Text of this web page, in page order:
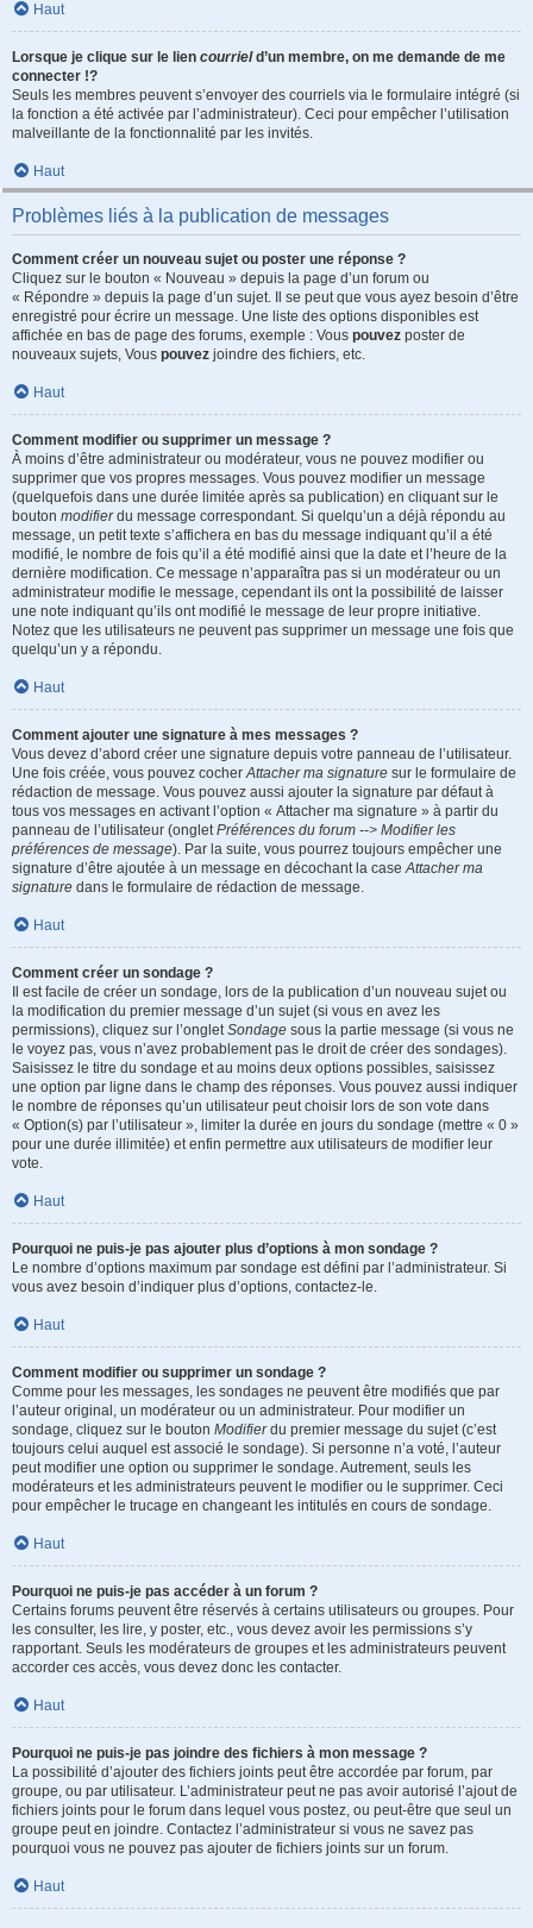
Haut
Lorsque je clique sur le lien courrield’un membre, on me demande de me
connecter !?
Seuls les membres peuvent s’envoyer des courriels via le formulaire intégré (si
la fonction a été activée par l’administrateur). Ceci pour empêcher l’utilisation
malveillante de la fonctionnalité par les invités.
Haut
Problèmes liés à la publication de messages
Comment créer un nouveau sujet ou poster une réponse ?
Cliquez sur le bouton « Nouveau » depuis la page d’un forum ou
« Répondre » depuis la page d’un sujet. Il se peut que vous ayez besoin d’être
enregistré pour écrire un message. Une liste des options disponibles est
affichée en bas de page des forums, exemple : Vous pouvez poster de
nouveaux sujets, Vous pouvez joindre des fichiers, etc.
Haut
Comment modifier ou supprimer un message ?
À moins d’être administrateur ou modérateur, vous ne pouvez modifier ou
supprimer que vos propres messages. Vous pouvez modifier un message
(quelquefois dans une durée limitée après sa publication) en cliquant sur le
bouton modifierdu message correspondant. Si quelqu’un a déjà répondu au
message, un petit texte s’affichera en bas du message indiquant qu’il a été
modifié, le nombre de fois qu’il a été modifié ainsi que la date et l’heure de la
dernière modification. Ce message n’apparaîtra pas si un modérateur ou un
administrateur modifie le message, cependant ils ont la possibilité de laisser
une note indiquant qu’ils ont modifié le message de leur propre initiative.
Notez que les utilisateurs ne peuvent pas supprimer un message une fois que
quelqu’un y a répondu.
Haut
Comment ajouter une signature à mes messages ?
Vous devez d’abord créer une signature depuis votre panneau de l’utilisateur.
Une fois créée, vous pouvez cocherAttacher ma signature sur le formulaire de
rédaction de message. Vous pouvez aussi ajouter la signature par défaut à
tous vos messages en activant l’option « Attacher ma signature » à partir du
panneau de l’utilisateur (ongletPréférences du forum --> Modifier les
préférences de message). Par la suite, vous pourrez toujours empêcher une
signature d’être ajoutée à un message en décochant la caseAttacher ma
signature dans le formulaire de rédaction de message.
Haut
Comment créer un sondage ?
Il est facile de créer un sondage, lors de la publication d’un nouveau sujet ou
la modification du premier message d’un sujet (si vous en avez les
permissions), cliquez sur l’ongletSondage sous la partie message (si vous ne
le voyez pas, vous n’avez probablement pas le droit de créer des sondages).
Saisissez le titre du sondage et au moins deux options possibles, saisissez
une option par ligne dans le champ des réponses. Vous pouvez aussi indiquer
le nombre de réponses qu’un utilisateur peut choisir lors de son vote dans
« Option(s) par l’utilisateur », limiter la durée en jours du sondage (mettre « 0 »
pour une durée illimitée) et enfin permettre aux utilisateurs de modifier leur
vote.
Haut
Pourquoi ne puis-je pas ajouter plus d’options à mon sondage ?
Le nombre d’options maximum par sondage est défini par l’administrateur. Si
vous avez besoin d’indiquer plus d’options, contactez-le.
Haut
Comment modifier ou supprimer un sondage ?
Comme pour les messages, les sondages ne peuvent être modifiés que par
l’auteur original, un modérateur ou un administrateur. Pour modifier un
sondage, cliquez sur le bouton Modifierdu premier message du sujet (c’est
toujours celui auquel est associé le sondage). Si personne n’a voté, l’auteur
peut modifier une option ou supprimer le sondage. Autrement, seuls les
modérateurs et les administrateurs peuvent le modifier ou le supprimer. Ceci
pour empêcher le trucage en changeant les intitulés en cours de sondage.
Haut
Pourquoi ne puis-je pas accéder à un forum ?
Certains forums peuvent être réservés à certains utilisateurs ou groupes. Pour
les consulter, les lire, y poster, etc., vous devez avoir les permissions s’y
rapportant. Seuls les modérateurs de groupes et les administrateurs peuvent
accorder ces accès, vous devez donc les contacter.
Haut
Pourquoi ne puis-je pas joindre des fichiers à mon message ?
La possibilité d’ajouter des fichiers joints peut être accordée par forum, par
groupe, ou par utilisateur. L’administrateur peut ne pas avoir autorisé l’ajout de
fichiers joints pour le forum dans lequel vous postez, ou peut-être que seul un
groupe peut en joindre. Contactez l’administrateur si vous ne savez pas
pourquoi vous ne pouvez pas ajouter de fichiers joints sur un forum.
Haut